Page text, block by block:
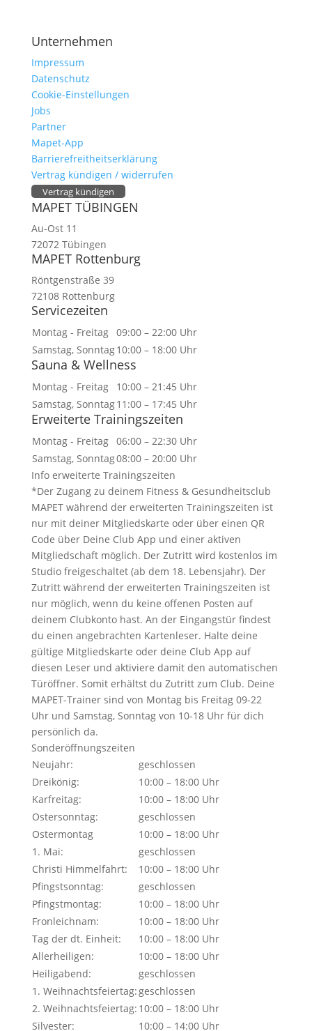
Unternehmen
Impressum
Datenschutz
Cookie-Einstellungen
Jobs
Partner
Mapet-App
Barrierefreitheitserklärung
Vertrag kündigen / widerrufen
Vertrag kündigen
MAPET TÜBINGEN
Au-Ost 11
72072 Tübingen
MAPET Rottenburg
Röntgenstraße 39
72108 Rottenburg
Servicezeiten
Montag - Freitag 09:00 – 22:00 Uhr
Samstag, Sonntag10:00 – 18:00 Uhr
Sauna & Wellness
Montag - Freitag
10:00 – 21:45 Uhr
Samstag, Sonntag11:00 – 17:45 Uhr
Erweiterte Trainingszeiten
Montag - Freitag 06:00 – 22:30 Uhr
Samstag, Sonntag08:00 – 20:00 Uhr
Info erweiterte Trainingszeiten
*Der Zugang zu deinem Fitness & Gesundheitsclub
MAPET während der erweiterten Trainingszeiten ist
nur mit deiner Mitgliedskarte oder über einen QR
Code über Deine Club App und einer aktiven
Mitgliedschaft möglich. Der Zutritt wird kostenlos im
Studio freigeschaltet (ab dem 18. Lebensjahr). Der
Zutritt während der erweiterten Trainingszeiten ist
nur möglich, wenn du keine offenen Posten auf
deinem Clubkonto hast. An der Eingangstür findest
du einen angebrachten Kartenleser. Halte deine
gültige Mitgliedskarte oder deine Club App auf
diesen Leser und aktiviere damit den automatischen
Türöffner. Somit erhältst du Zutritt zum Club. Deine
MAPET-Trainer sind von Montag bis Freitag 09-22
Uhr und Samstag, Sonntag von 10-18 Uhr für dich
persönlich da.
Sonderöffnungszeiten
Neujahr:
geschlossen
Dreikönig:
10:00 – 18:00 Uhr
Karfreitag:
10:00 – 18:00 Uhr
Ostersonntag:
geschlossen
Ostermontag
10:00 – 18:00 Uhr
1. Mai:
geschlossen
Christi Himmelfahrt:
10:00 – 18:00 Uhr
Pfingstsonntag:
geschlossen
Pfingstmontag:
10:00 – 18:00 Uhr
Fronleichnam:
10:00 – 18:00 Uhr
Tag der dt. Einheit:
10:00 – 18:00 Uhr
Allerheiligen:
10:00 – 18:00 Uhr
Heiligabend:
geschlossen
1. Weihnachtsfeiertag:geschlossen
2. Weihnachtsfeiertag: 10:00 – 18:00 Uhr
Silvester:
10:00 – 14:00 Uhr